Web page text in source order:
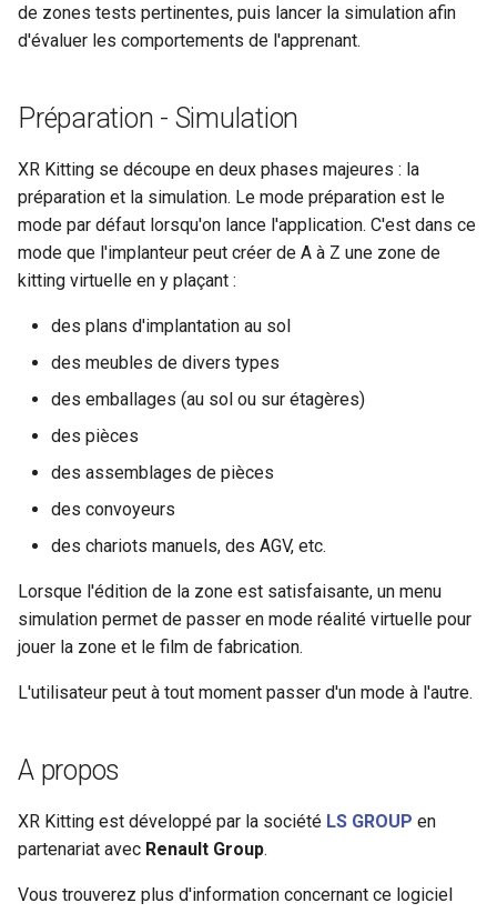
de zones tests pertinentes, puis lancer la simulation afin
d'évaluer les comportements de l'apprenant.
Préparation - Simulation
XR Kitting se découpe en deux phases majeures : la
préparation et la simulation. Le mode préparation est le
mode par défaut lorsqu'on lance l'application. C'est dans ce
mode que l'implanteur peut créer de A à Z une zone de
kitting virtuelle en y plaçant :
des plans d'implantation au sol
des meubles de divers types
des emballages (au sol ou sur étagères)
des pièces
des assemblages de pièces
des convoyeurs
des chariots manuels, des AGV, etc.
Lorsque l'édition de la zone est satisfaisante, un menu
simulation permet de passer en mode réalité virtuelle pour
jouer la zone et le film de fabrication.
L'utilisateur peut à tout moment passer d'un mode à l'autre.
A propos
XR Kitting est développé par la société LS GROUP en
partenariat avec Renault Group.
Vous trouverez plus d'information concernant ce logiciel